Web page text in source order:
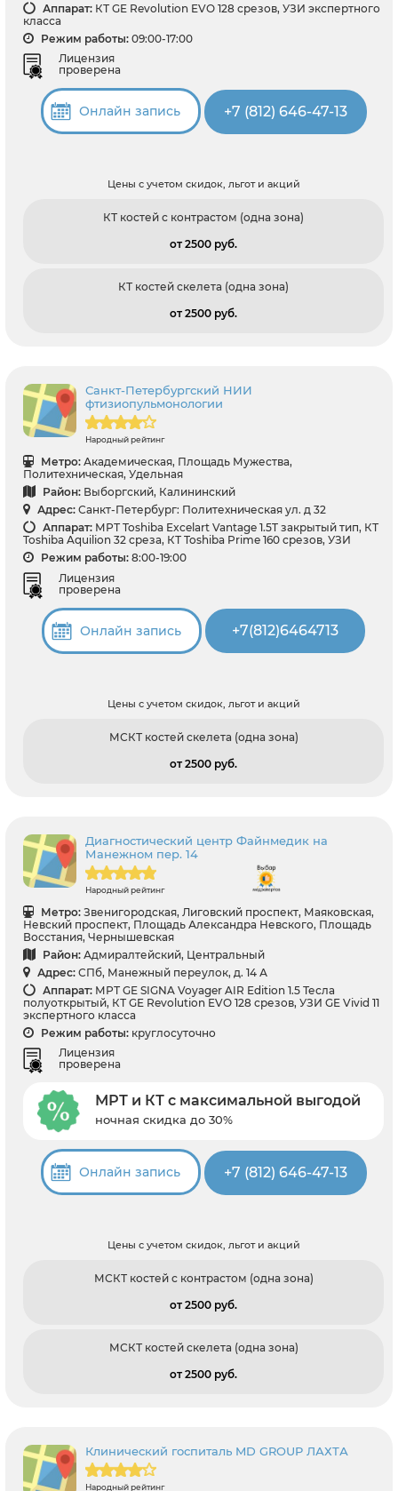
Аппарат: КТ GE Revolution EVO 128 срезов, УЗИ экспертного
класса
Режим работы: 09:00-17:00
Лицензия
проверена
Онлайн запись +7 (812) 646-47-13
Цены с учетом скидок, льгот и акций
КТ костей с контрастом (одна зона)
от 2500 pуб.
КТ костей скелета (одна зона)
от 2500 pуб.
Санкт-Петербургский НИИ
фтизиопульмонологии
Народный рейтинг
Метро: Академическая, Площадь Мужества,
Политехническая, Удельная
Район: Выборгский, Калининский
Адрес: Санкт-Петербург: Политехническая ул. д 32
Аппарат: МРТ Toshiba Excelart Vantage 1.5T закрытый тип, КТ
Toshiba Aquilion 32 среза, КТ Toshiba Prime 160 срезов, УЗИ
Режим работы: 8:00-19:00
Лицензия
проверена
Онлайн запись +7(812)6464713
Цены с учетом скидок, льгот и акций
МСКТ костей скелета (одна зона)
от 2500 pуб.
Диагностический центр Файнмедик на
Манежном пер. 14
Народный рейтинг
Метро: Звенигородская, Лиговский проспект, Маяковская,
Невский проспект, Площадь Александра Невского, Площадь
Восстания, Чернышевская
Район: Адмиралтейский, Центральный
Адрес: СПб, Манежный переулок, д. 14 А
Аппарат: МРТ GE SIGNA Voyager AIR Edition 1.5 Тесла
полуоткрытый, КТ GE Revolution EVO 128 срезов, УЗИ GE Vivid 11
экспертного класса
Режим работы: круглосуточно
Лицензия
проверена
МРТ и КТ с максимальной выгодой
ночная скидка до 30%
Онлайн запись +7 (812) 646-47-13
Цены с учетом скидок, льгот и акций
МСКТ костей с контрастом (одна зона)
от 2500 pуб.
МСКТ костей скелета (одна зона)
от 2500 pуб.
Клинический госпиталь MD GROUP ЛАХТА
Народный рейтинг